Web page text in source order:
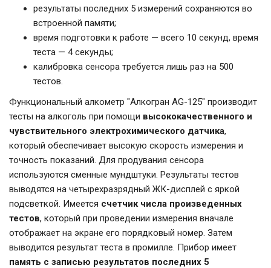
результаты последних 5 измерений сохраняются во
встроенной памяти;
время подготовки к работе — всего 10 секунд, время
теста — 4 секунды;
калибровка сенсора требуется лишь раз на 500
тестов.
Функциональный алкометр "Алкогран AG-125" производит
тесты на алкоголь при помощи высококачественного и
чувствительного электрохимического датчика,
который обеспечивает высокую скорость измерения и
точность показаний. Для продувания сенсора
используются сменные мундштуки. Результаты тестов
выводятся на четырехразрядный ЖК-дисплей с яркой
подсветкой. Имеется счетчик числа произведенных
тестов, который при проведении измерения вначале
отображает на экране его порядковый номер. Затем
выводится результат теста в промилле. Прибор имеет
память с записью результатов последних 5